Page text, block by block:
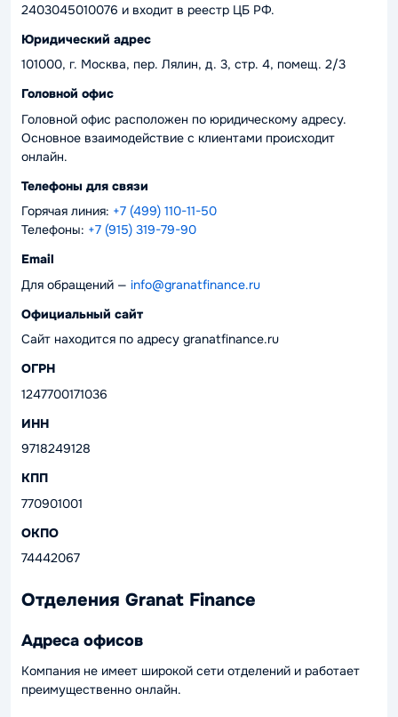
2403045010076 и входит в реестр ЦБ РФ.
Юридический адрес
101000, г. Москва, пер. Лялин, д. 3, стр. 4, помещ. 2/3
Головной офис
Головной офис расположен по юридическому адресу.
Основное взаимодействие с клиентами происходит
онлайн.
Телефоны для связи
Горячая линия: +7 (499) 110-11-50
Телефоны: +7 (915) 319-79-90
Email
Для обращений — info@granatfinance.ru
Официальный сайт
Сайт находится по адресу granatfinance.ru
ОГРН
1247700171036
ИНН
9718249128
КПП
770901001
ОКПО
74442067
Отделения Granat Finance
Адреса офисов
Компания не имеет широкой сети отделений и работает
преимущественно онлайн.